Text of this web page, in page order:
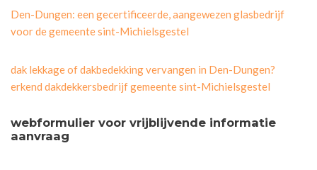
Den-Dungen: een gecertificeerde, aangewezen glasbedrijf
voor de gemeente sint-Michielsgestel
dak lekkage of dakbedekking vervangen in Den-Dungen?
erkend dakdekkersbedrijf gemeente sint-Michielsgestel
webformulier voor vrijblijvende informatie
aanvraag